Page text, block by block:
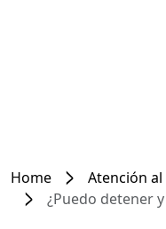
Home Atención
¿Puedo detener y